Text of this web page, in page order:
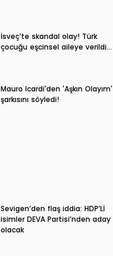
İsveç’te skandal olay! Türk
çocuğu eşcinsel aileye verildi…
Mauro Icardi'den 'Aşkın Olayım'
şarkısını söyledi!
Sevigen’den flaş iddia: HDP’Lİ
isimler DEVA Partisi’nden aday
olacak